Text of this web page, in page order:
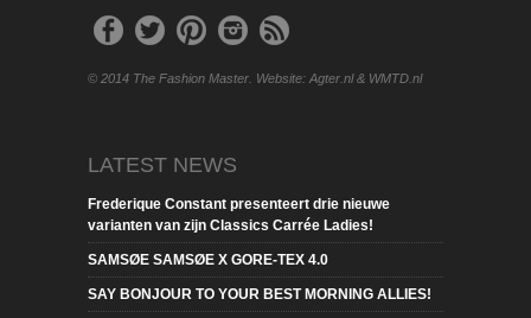
© 2014 The Fashion Master. Website: Agter.nl & WMTD.nl
LATEST NEWS
Frederique Constant presenteert drie nieuwe
varianten van zijn Classics Carrée Ladies!
SAMSØE SAMSØE X GORE-TEX 4.0
SAY BONJOUR TO YOUR BEST MORNING ALLIES!